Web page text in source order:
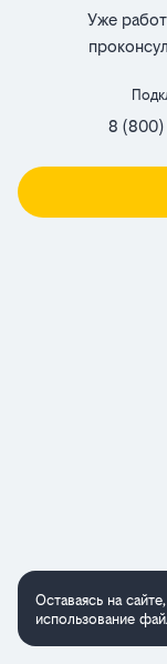
Уже
8 (800)
Оставаясь на
использование